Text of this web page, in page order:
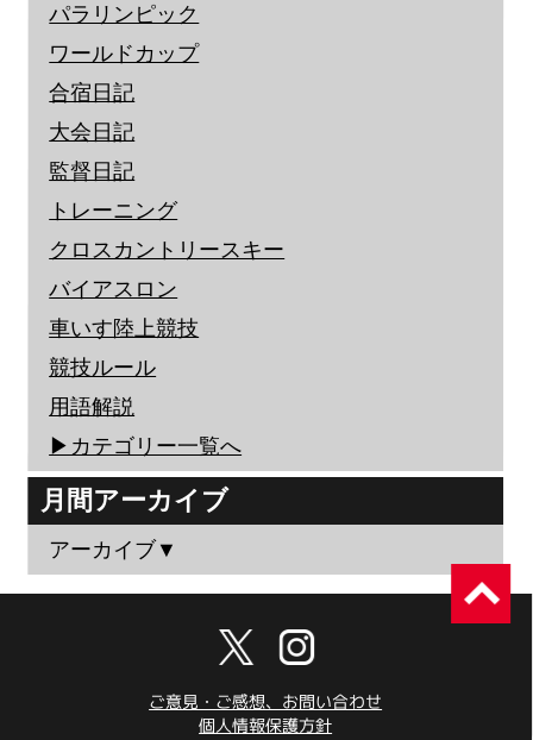
パラリンピック
ワールドカップ
合宿日記
大会日記
監督日記
トレーニング
クロスカントリースキー
バイアスロン
車いす陸上競技
競技ルール
用語解説
▶︎カテゴリー一覧へ
月間アーカイブ
アーカイブ▼
ご意見・ご感想、お問い合わせ
個人情報保護方針